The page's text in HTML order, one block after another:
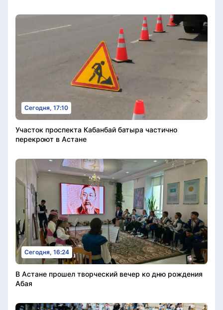
Сегодня, 17:10
Участок проспекта Кабанбай батыра частично
перекроют в Астане
Сегодня, 16:24
В Астане прошел творческий вечер ко дню рождения
Абая